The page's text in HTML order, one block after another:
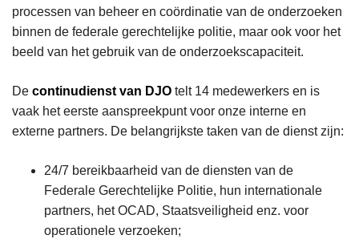
processen van beheer en coördinatie van de onderzoeken
binnen de federale gerechtelijke politie, maar ook voor het
beeld van het gebruik van de onderzoekscapaciteit.
De continudienst van DJO telt 14 medewerkers en is
vaak het eerste aanspreekpunt voor onze interne en
externe partners. De belangrijkste taken van de dienst zijn:
24/7 bereikbaarheid van de diensten van de
Federale Gerechtelijke Politie, hun internationale
partners, het OCAD, Staatsveiligheid enz. voor
operationele verzoeken;